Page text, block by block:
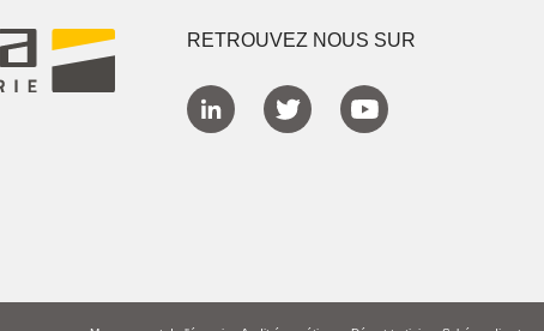
RETROUVEZ NOUS SUR